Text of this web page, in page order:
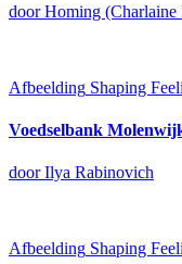
door Homing
Afbeelding Shaping
Voedselbank
door Ilya Rabinovich
Afbeelding Shaping